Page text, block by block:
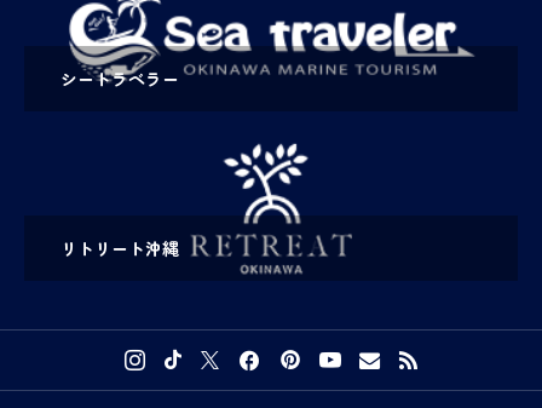
シートラベラー
リトリート沖縄